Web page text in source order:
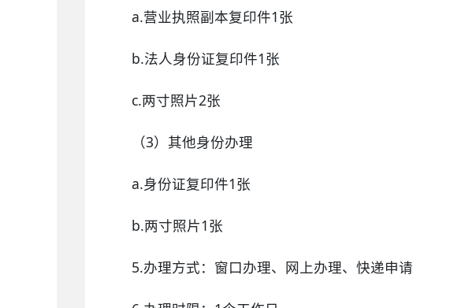
a.营业执照副本复印件1张
b.法人身份证复印件1张
c.两寸照片2张
（3）其他身份办理
a.身份证复印件1张
b.两寸照片1张
5.办理方式：窗口办理、网上办理、快递申请